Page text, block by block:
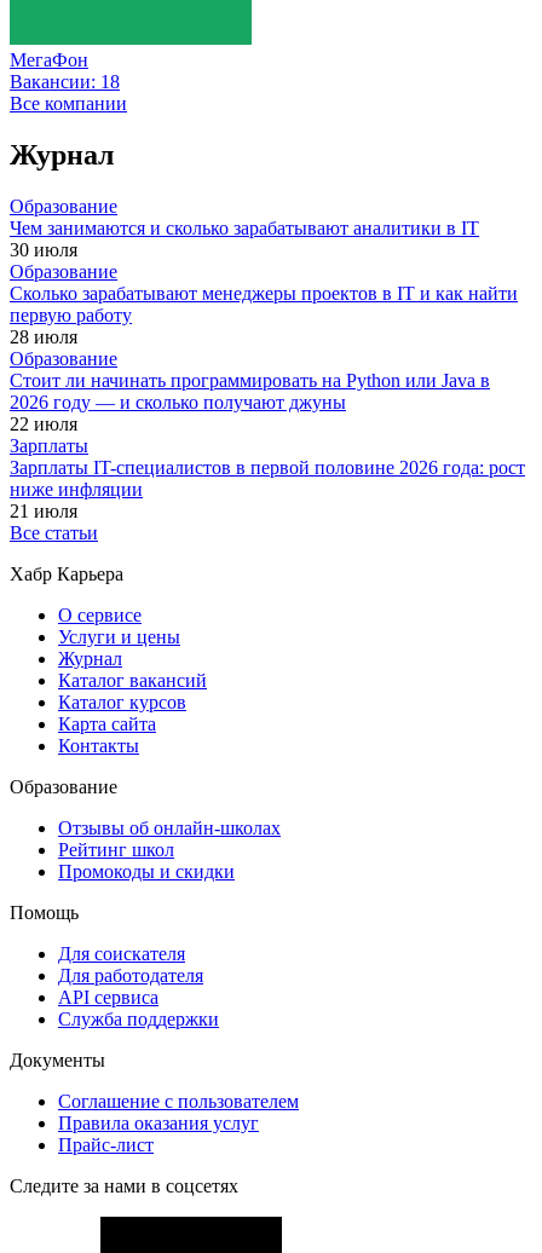
МегаФон
Вакансии: 18
Все компании
Журнал
Образование
Чем занимаются и сколько зарабатывают аналитики в IT
30 июля
Образование
Сколько зарабатывают менеджеры проектов в IT и как найти
первую работу
28 июля
Образование
Стоит ли начинать программировать на Python или Java в
2026 году — и сколько получают джуны
22 июля
Зарплаты
Зарплаты IT-специалистов в первой половине 2026 года: рост
ниже инфляции
21 июля
Все статьи
Хабр Карьера
О сервисе
Услуги и цены
Журнал
Каталог вакансий
Каталог курсов
Карта сайта
Контакты
Образование
Отзывы об онлайн-школах
Рейтинг школ
Промокоды и скидки
Помощь
Для соискателя
Для работодателя
API сервиса
Служба поддержки
Документы
Соглашение с пользователем
Правила оказания услуг
Прайс-лист
Следите за нами в соцсетях